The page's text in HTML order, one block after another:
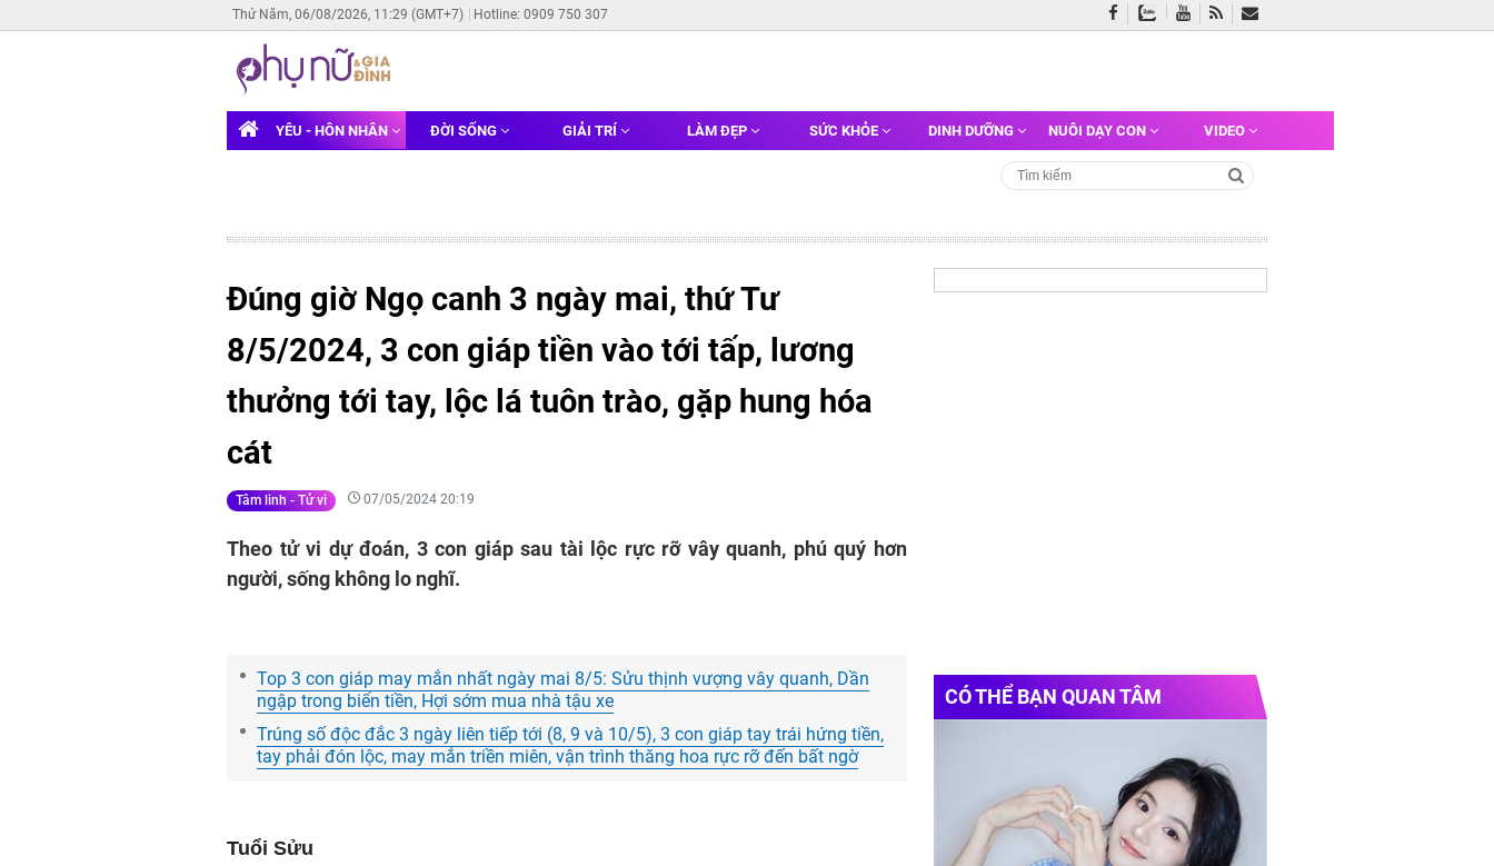
Thứ Năm, 06/08/2026, 11:29 (GMT+7) Hotline: 0909 750 307
YÊU - HÔN NHÂN ĐỜI SỐNG GIẢI TRÍ LÀM ĐẸP SỨC KHỎE DINH DƯỠNG NUÔI DẠY CON VIDEO
Đúng giờ Ngọ canh 3 ngày mai, thứ Tư
8/5/2024, 3 con giáp tiền vào tới tấp, lương
thưởng tới tay, lộc lá tuôn trào, gặp hung hóa
cát
Tâm linh - Tử vi 07/05/2024 20:19
Theo tử vi dự đoán, 3 con giáp sau tài lộc rực rỡ vây quanh, phú quý hơn
người, sống không lo nghĩ.
Top 3 con giáp may mắn nhất ngày mai 8/5: Sửu thịnh vượng vây quanh, Dần
ngập trong biển tiền, Hợi sớm mua nhà tậu xe
Trúng số độc đắc 3 ngày liên tiếp tới (8, 9 và 10/5), 3 con giáp tay trái hứng tiền,
tay phải đón lộc, may mắn triền miên, vận trình thăng hoa rực rỡ đến bất ngờ
Tuổi Sửu
CÓ THỂ BẠN QUAN TÂM